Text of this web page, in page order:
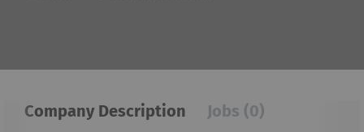
Company Description Jobs (0)